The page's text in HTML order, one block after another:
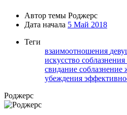
Автор темы Роджерc
Дата начала 5 Май 2018
Теги
взаимоотношения
искусство соблазнения
свидание
убеждения
Роджерc